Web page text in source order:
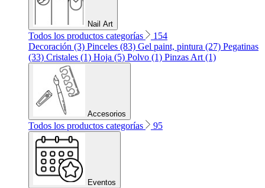
Nail Art
Todos los productos categorías
154
Decoración (3) Pinceles (83) Gel paint, pintura (27) Pegatinas
(33) Cristales (1) Hoja (5) Polvo (1) Pinzas Art (1)
Accesorios
Todos los productos categorías 95
Eventos